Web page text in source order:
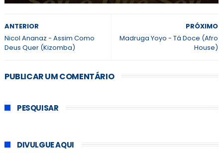
PRÓXIMO
Madruga Yoyo - Tá Doce (Afro
House)
ANTERIOR
Nicol Ananaz - Assim Como
Deus Quer (Kizomba)
PUBLICAR UM COMENTÁRIO
PESQUISAR
DIVULGUE AQUI